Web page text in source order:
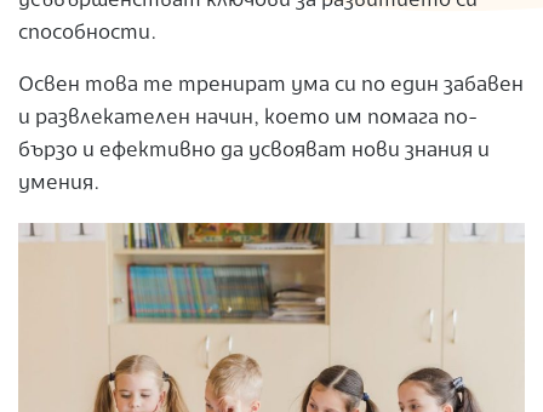
способности.
Освен това те тренират ума си по един забавен
и развлекателен начин, което им помага по-
бързо и ефективно да усвояват нови знания и
умения.